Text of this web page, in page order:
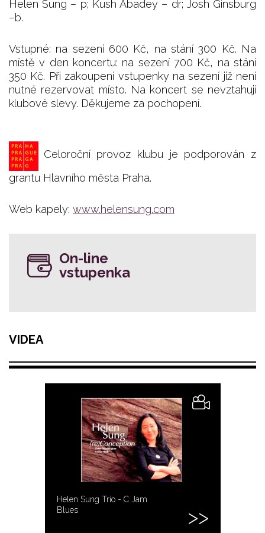
Helen Sung – p; Kush Abadey – dr; Josh Ginsburg
–b.
Vstupné: na sezení 600 Kč, na stání 300 Kč. Na
místě v den koncertu: na sezení 700 Kč, na stání
350 Kč. Při zakoupení vstupenky na sezení již není
nutné rezervovat místo. Na koncert se nevztahují
klubové slevy. Děkujeme za pochopení.
Celoroční provoz klubu je podporován z
grantu Hlavního města Praha.
Web kapely: www.helensung.com
On-line
vstupenka
VIDEA
Helen Sung Trio - C Jam
Blues